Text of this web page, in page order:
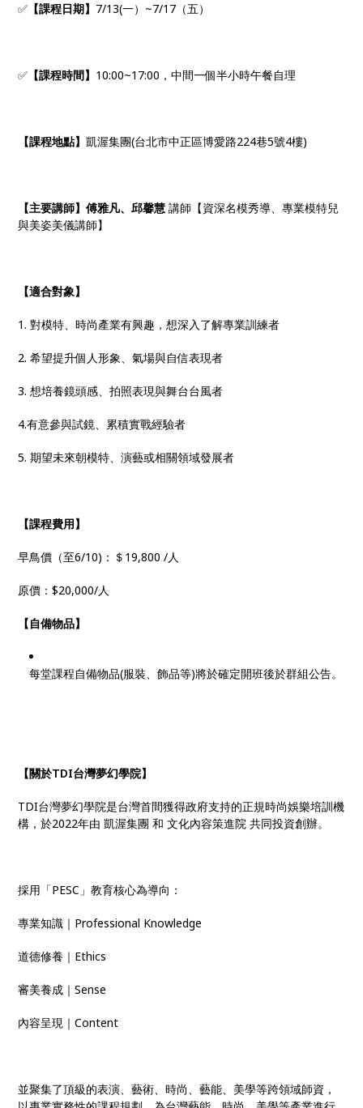
✅ 【課程日期】 7/13(一）~7/17（五）
✅ 【課程時間】 10:00~17:00，中間一個半小時午餐自理
【課程地點】凱渥集團(台北市中正區博愛路224巷5號4樓)
【主要講師】傅雅凡、邱馨慧講師【資深名模秀導、專業模特兒
與美姿美儀講師】
【適合對象】
1. 對模特、時尚產業有興趣，想深入了解專業訓練者
2. 希望提升個人形象、氣場與自信表現者
3. 想培養鏡頭感、拍照表現與舞台台風者
4.有意參與試鏡、累積實戰經驗者
5. 期望未來朝模特、演藝或相關領域發展者
【課程費用】
早鳥價（至6/10)：＄19,800 /人
原價：$20,000/人
【自備物品】
每堂課程自備物品(服裝、飾品等)將於確定開班後於群組公告。
【關於TDI台灣夢幻學院】
TDI台灣夢幻學院是台灣首間獲得政府支持的正規時尚娛樂培訓機
構，於2022年由 凱渥集團 和 文化內容策進院 共同投資創辦。
採用「PESC」教育核心為導向：
專業知識｜Professional Knowledge
道德修養｜Ethics
審美養成｜Sense
內容呈現｜Content
並聚集了頂級的表演、藝術、時尚、藝能、美學等跨領域師資，